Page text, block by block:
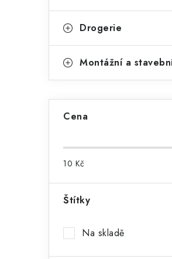
Drogerie
Montážní a
Cena
10 Kč
Štítky
Na skladě